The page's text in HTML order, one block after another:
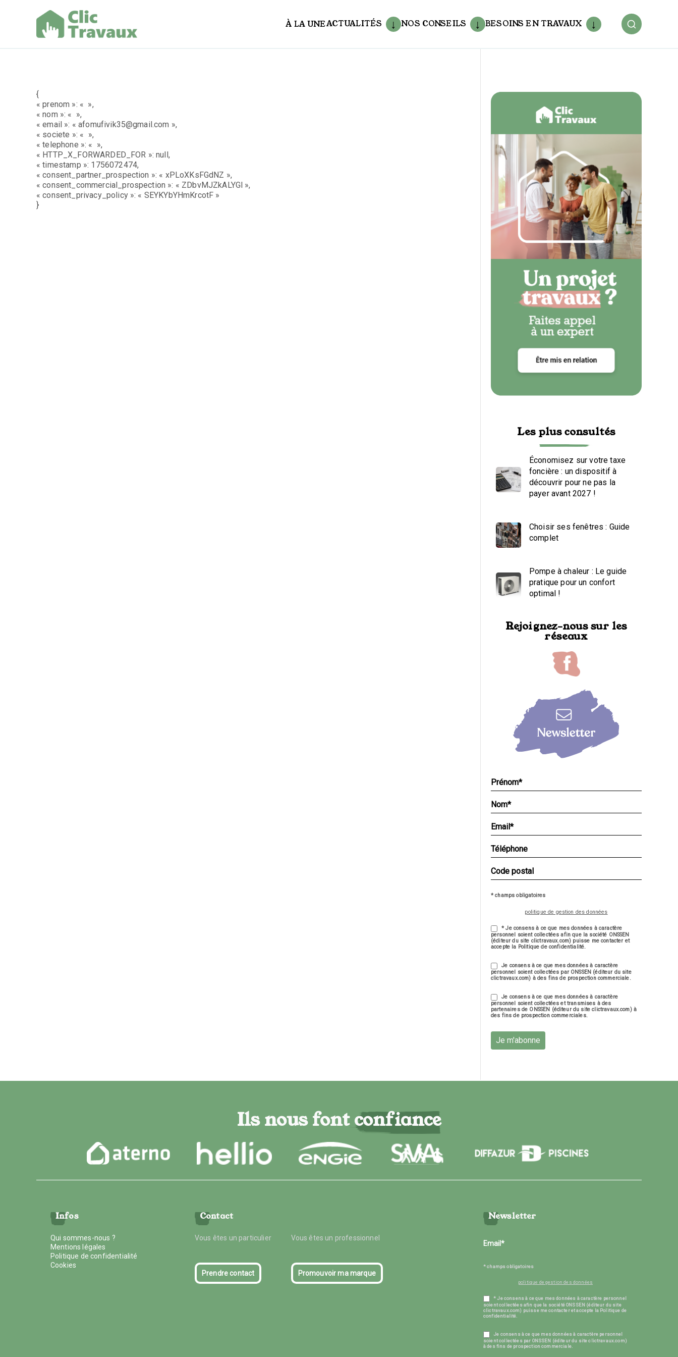
À LA UNEACTUALITÉS NOS CONSEILS BESOINS EN TRAVAUX
{
« prenom »: « »,
« nom »: « »,
« email »: « afomufivik35@gmail.com »,
« societe »: « »,
« telephone »: « »,
« HTTP_X_FORWARDED_FOR »: null,
« timestamp »: 1756072474,
« consent_partner_prospection »: « xPLoXKsFGdNZ »,
« consent_commercial_prospection »: « ZDbvMJZkALYGl »,
« consent_privacy_policy »: « SEYKYbYHmKrcotF »
}
Les plus consultés
Économisez sur votre taxe
foncière : un dispositif à
découvrir pour ne pas la
payer avant 2027 !
Choisir ses fenêtres : Guide
complet
Pompe à chaleur : Le guide
pratique pour un confort
optimal !
Rejoignez-nous sur les
réseaux
* champs obligatoires
politique de gestion des données
* Je consens à ce que mes données à caractère
personnel soient collectées afin que la société ONSSEN
(éditeur du site clictravaux.com) puisse me contacter et
accepte la Politique de confidentialité.
Je consens à ce que mes données à caractère
personnel soient collectées par ONSSEN (éditeur du site
clictravaux.com) à des fins de prospection commerciale.
Je consens à ce que mes données à caractère
personnel soient collectées et transmises à des
partenaires de ONSSEN (éditeur du site clictravaux.com) à
des fins de prospection commerciales.
Je m'abonne
Ils nous font confiance
Infos
Qui sommes-nous ?
Mentions légales
Politique de confidentialité
Cookies
Contact
Vous êtes un particulier Vous êtes un professionnel
Prendre contact Promouvoir ma marque
Newsletter
* champs obligatoires
politique de gestion des données
* Je consens à ce que mes données à caractère personnel
soient collectées afin que la société ONSSEN (éditeur du site
clictravaux.com) puisse me contacter et accepte la Politique de
confidentialité.
Je consens à ce que mes données à caractère personnel
soient collectées par ONSSEN (éditeur du site clictravaux.com)
à des fins de prospection commerciale.